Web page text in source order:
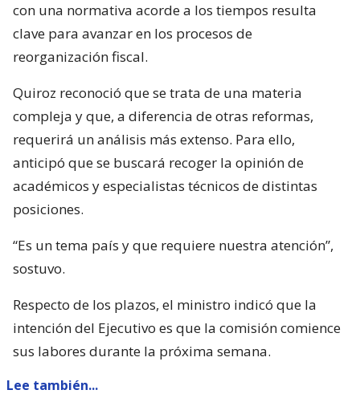
con una normativa acorde a los tiempos resulta
clave para avanzar en los procesos de
reorganización fiscal.
Quiroz reconoció que se trata de una materia
compleja y que, a diferencia de otras reformas,
requerirá un análisis más extenso. Para ello,
anticipó que se buscará recoger la opinión de
académicos y especialistas técnicos de distintas
posiciones.
“Es un tema país y que requiere nuestra atención”,
sostuvo.
Respecto de los plazos, el ministro indicó que la
intención del Ejecutivo es que la comisión comience
sus labores durante la próxima semana.
Lee también...